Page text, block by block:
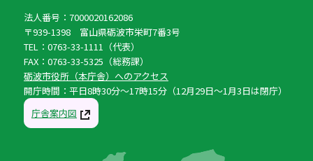
法人番号：7000020162086
〒939-1398 富山県砺波市栄町7番3号
TEL：0763-33-1111（代表）
FAX：0763-33-5325（総務課）
砺波市役所（本庁舎）へのアクセス
開庁時間：平日8時30分〜17時15分（12月29日〜1月3日は閉庁）
庁舎案内図